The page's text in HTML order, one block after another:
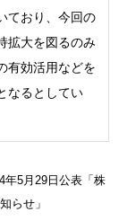
ており、今回の
拡大を図るのみ
有効活用などを
なるとしてい
5月29日公表「 株
らせ 」